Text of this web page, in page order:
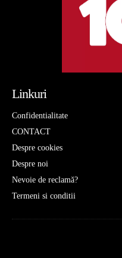
Linkuri
Confidentialitate
CONTACT
Despre cookies
Despre noi
Nevoie de reclamă?
Termeni si conditii